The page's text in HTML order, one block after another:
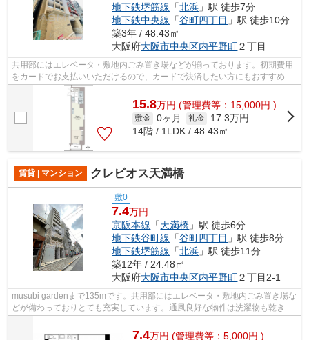
地下鉄堺筋線 「北浜 」駅 徒歩7分
地下鉄中央線 「谷町四丁目 」駅 徒歩10分
築3年 / 48.43㎡
大阪府大阪市中央区内平野町２丁目
共用部にはエレベータ・敷地内ごみ置き場などが揃っております。初期費用
をカードでお支払いいただけるので、カードで決済したい方にもおすすめで
す。15階建ての建物で地域にマッチし...
15.8万円 (管理費等：15,000円 )
敷金 0ヶ月 礼金
17.3万円
14階 / 1LDK / 48.43㎡
賃貸 | マンション クレビオス天満橋
敷0
7.4万円
京阪本線 「天満橋 」駅 徒歩6分
地下鉄谷町線 「谷町四丁目 」駅 徒歩8分
地下鉄堺筋線 「北浜 」駅 徒歩11分
築12年 / 24.48㎡
大阪府大阪市中央区内平野町２丁目2-1
musubi gardenまで135mです。共用部にはエレベータ・敷地内ごみ置き場な
どが備わっておりとても充実しています。通風良好な物件は洗濯物も乾きや
すくなっています。外観タイル張りは、...
7.4万円 (管理費等：5,000円 )